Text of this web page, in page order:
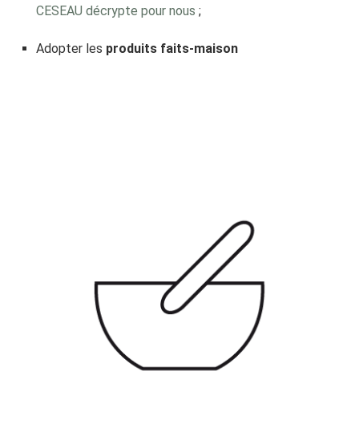
CESEAU décrypte pour nous ;
Adopter les produits faits-maison